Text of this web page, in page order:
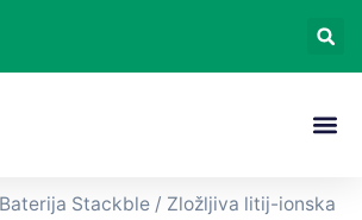
Baterija Stackble / Zložljiva litij-ionska